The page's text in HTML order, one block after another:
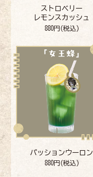
ストロベリー
レモンスカッシュ
880円(税込)
パッションウーロン
880円(税込)